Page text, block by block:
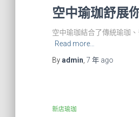
空中瑜珈舒展
空中瑜珈結合了傳統瑜珈
Read more…
Byadmin 7 年 ago
新店瑜珈